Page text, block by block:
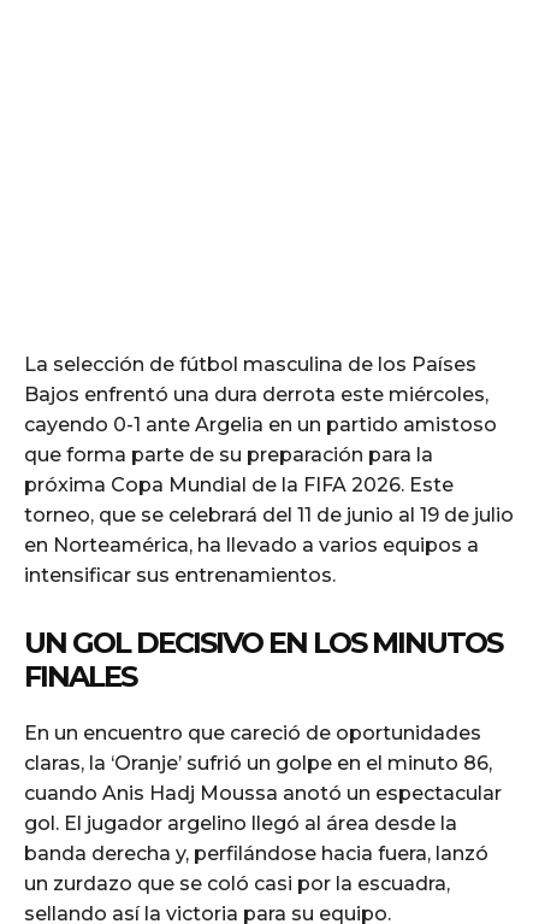
La selección de fútbol masculina de los Países
Bajos enfrentó una dura derrota este miércoles,
cayendo 0-1 ante Argelia en un partido amistoso
que forma parte de su preparación para la
próxima Copa Mundial de la FIFA 2026. Este
torneo, que se celebrará del 11 de junio al 19 de julio
en Norteamérica, ha llevado a varios equipos a
intensificar sus entrenamientos.
UN GOL DECISIVO EN LOS MINUTOS
FINALES
En un encuentro que careció de oportunidades
claras, la ‘Oranje’ sufrió un golpe en el minuto 86,
cuando Anis Hadj Moussa anotó un espectacular
gol. El jugador argelino llegó al área desde la
banda derecha y, perfilándose hacia fuera, lanzó
un zurdazo que se coló casi por la escuadra,
sellando así la victoria para su equipo.